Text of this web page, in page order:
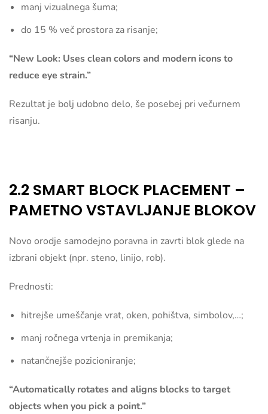
manj vizualnega šuma;
do 15 % več prostora za risanje;
“New Look: Uses clean colors and modern icons to
reduce eye strain.”
Rezultat je bolj udobno delo, še posebej pri večurnem
risanju.
2.2 SMART BLOCK PLACEMENT –
PAMETNO VSTAVLJANJE BLOKOV
Novo orodje samodejno poravna in zavrti blok glede na
izbrani objekt (npr. steno, linijo, rob).
Prednosti:
hitrejše umeščanje vrat, oken, pohištva, simbolov,…;
manj ročnega vrtenja in premikanja;
natančnejše pozicioniranje;
“Automatically rotates and aligns blocks to target
objects when you pick a point.”